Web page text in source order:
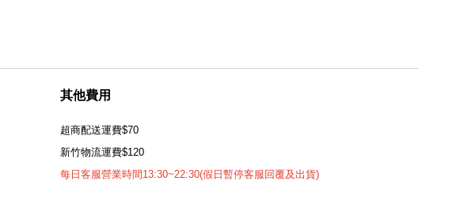
其他費用
超商配送運費$70
新竹物流運費$120
每日客服營業時間13:30~22:30(假日暫停客服回覆及出貨)